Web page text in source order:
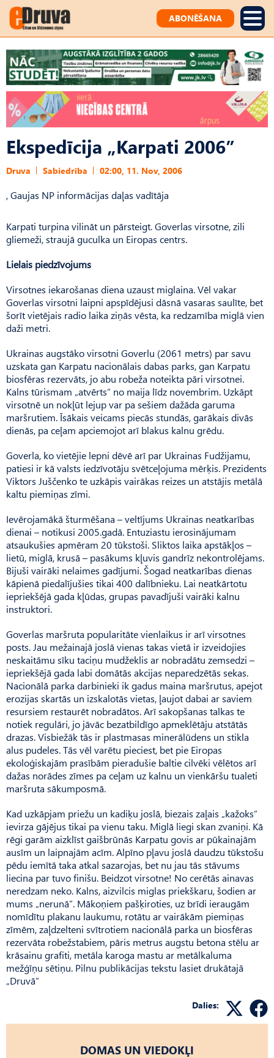
ABONĒŠANA
Ekspedīcija „Karpati 2006”
Druva Sabiedrība 02:00, 11. Nov, 2006
, Gaujas NP informācijas daļas vadītāja
Karpati turpina vilināt un pārsteigt. Goverlas virsotne, zili
gliemeži, straujā guculka un Eiropas centrs.
Lielais piedzīvojums
Virsotnes iekarošanas diena uzaust miglaina. Vēl vakar
Goverlas virsotni laipni apspīdējusi dāsnā vasaras saulīte, bet
šorīt vietējais radio laika ziņās vēsta, ka redzamība miglā vien
daži metri.
Ukrainas augstāko virsotni Goverlu (2061 metrs) par savu
uzskata gan Karpatu nacionālais dabas parks, gan Karpatu
biosfēras rezervāts, jo abu robeža noteikta pāri virsotnei.
Kalns tūrismam „atvērts” no maija līdz novembrim. Uzkāpt
virsotnē un nokļūt lejup var pa sešiem dažāda garuma
maršrutiem. Īsākais veicams piecās stundās, garākais divās
dienās, pa ceļam apciemojot arī blakus kalnu grēdu.
Goverla, ko vietējie lepni dēvē arī par Ukrainas Fudžijamu,
patiesi ir kā valsts iedzīvotāju svētceļojuma mērķis. Prezidents
Viktors Juščenko te uzkāpis vairākas reizes un atstājis metālā
kaltu piemiņas zīmi.
Ievērojamākā šturmēšana – veltījums Ukrainas neatkarības
dienai – notikusi 2005.gadā. Entuziastu ierosinājumam
atsaukušies apmēram 20 tūkstoši. Sliktos laika apstākļos –
lietū, miglā, krusā – pasākums kļuvis gandrīz nekontrolējams.
Bijuši vairāki nelaimes gadījumi. Šogad neatkarības dienas
kāpienā piedalījušies tikai 400 dalībnieku. Lai neatkārtotu
iepriekšējā gada kļūdas, grupas pavadījuši vairāki kalnu
instruktori.
Goverlas maršruta popularitāte vienlaikus ir arī virsotnes
posts. Jau mežainajā joslā vienas takas vietā ir izveidojies
neskaitāmu sīku taciņu mudžeklis ar nobradātu zemsedzi –
iepriekšējā gada labi domātās akcijas neparedzētās sekas.
Nacionālā parka darbinieki ik gadus maina maršrutus, apejot
erozijas skartās un izskalotās vietas, ļaujot dabai ar saviem
resursiem restaurēt nobradātos. Arī sakopšanas talkas te
notiek regulāri, jo jāvāc bezatbildīgo apmeklētāju atstātās
drazas. Visbiežāk tās ir plastmasas minerālūdens un stikla
alus pudeles. Tās vēl varētu pieciest, bet pie Eiropas
ekoloģiskajām prasībām pieradušie baltie cilvēki vēlētos arī
dažas norādes zīmes pa ceļam uz kalnu un vienkāršu tualeti
maršruta sākumposmā.
Kad uzkāpjam priežu un kadiķu joslā, biezais zaļais „kažoks”
ievirza gājējus tikai pa vienu taku. Miglā liegi skan zvaniņi. Kā
rēgi garām aizklīst gaišbrūnās Karpatu govis ar pūkainajām
ausīm un laipnajām acīm. Alpīno pļavu joslā daudzu tūkstošu
pēdu iemītā taka atkal sazarojas, bet nu jau tās stāvums
liecina par tuvo finišu. Beidzot virsotne! No cerētās ainavas
neredzam neko. Kalns, aizvilcis miglas priekškaru, šodien ar
mums „nerunā”. Mākoņiem pašķiroties, uz brīdi ieraugām
nomīdītu plakanu laukumu, rotātu ar vairākām piemiņas
zīmēm, zaļdzelteni svītrotiem nacionālā parka un biosfēras
rezervāta robežstabiem, pāris metrus augstu betona stēlu ar
krāsainu grafiti, metāla karoga mastu ar metālkaluma
mežģīņu sētiņu. Pilnu publikācijas tekstu lasiet drukātajā
„Druvā”
Dalies:
DOMAS UN VIEDOKĻI